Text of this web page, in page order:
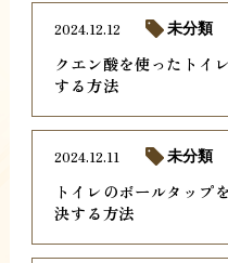
クエン酸を使ったトイ
する方法
2024.12.12 未分類
トイレのボールタップ
決する方法
2024.12.11 未分類